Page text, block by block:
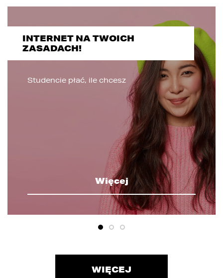
INTERNET NA TWOICH
ZASADACH!
Studencie płać, ile chcesz
Więcej
WIĘCEJ